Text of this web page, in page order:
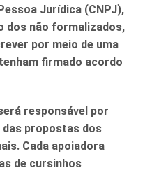
Jurídica (CNPJ),
dos não formalizados,
por meio de uma
firmado acordo
responsável por
propostas dos
Cada apoiadora
de cursinhos